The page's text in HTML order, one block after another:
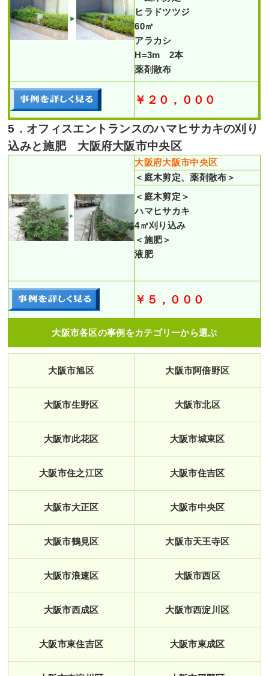
ヒラドツツジ
60㎡
アラカシ
H=3m 2本
薬剤散布
￥２０，０００
5．オフィスエントランスのハマヒサカキの刈り
込みと施肥 大阪府大阪市中央区
大阪府大阪市中央区
＜庭木剪定、薬剤散布＞
＜庭木剪定＞
ハマヒサカキ
4㎡刈り込み
＜施肥＞
液肥
￥５，０００
大阪市各区の事例をカテゴリーから選ぶ
大阪市旭区 大阪市阿倍野区
大阪市生野区 大阪市北区
大阪市此花区 大阪市城東区
大阪市住之江区 大阪市住吉区
大阪市大正区 大阪市中央区
大阪市鶴見区 大阪市天王寺区
大阪市浪速区 大阪市西区
大阪市西成区 大阪市西淀川区
大阪市東住吉区 大阪市東成区